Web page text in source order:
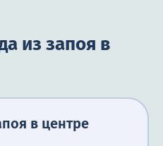
из запоя в
в центре